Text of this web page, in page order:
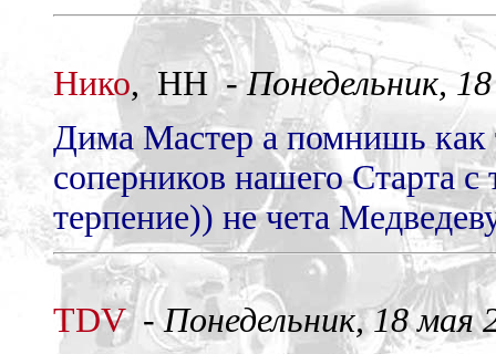
Нико, НН -Понедельник,
Дима Мастер а помнишь как
соперников нашего Старта
терпение)) не чета
TDV-Понедельник, 18 мая